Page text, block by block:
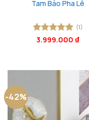
Tam Bảo Pha Lê
Được xếp
(1)
3.999.000 ₫
-42%